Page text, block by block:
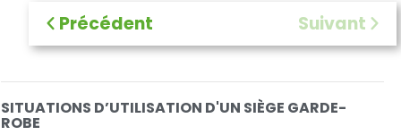
Précédent Suivant
SITUATIONS D’UTILISATION D'UN SIÈGE GARDE-
ROBE